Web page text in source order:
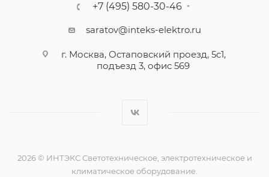
+7 (495) 580-30-46
saratov@inteks-elektro.ru
г. Москва, Остаповский проезд, 5с1,
подъезд 3, офис 569
2026 © ИНТЭКС Светотехническое, электротехническое и
климатическое оборудование.